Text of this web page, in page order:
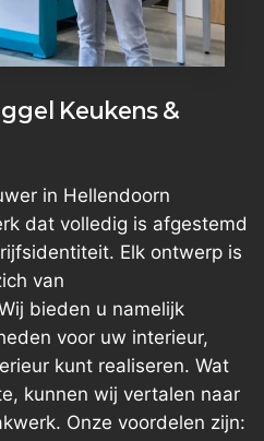
Keukens &
in Hellendoorn
dat volledig is afgestemd
Elk ontwerp is
van
bieden u namelijk
voor uw interieur,
kunt realiseren. Wat
kunnen wij vertalen naar
Onze voordelen zijn: